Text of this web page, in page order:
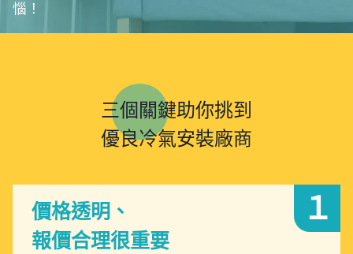
惱！
三個關鍵助你挑到
優良冷氣安裝廠商
價格透明、
報價合理很重要
１